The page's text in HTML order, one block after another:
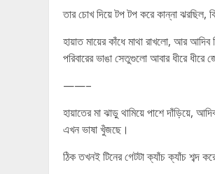
তার চোখ দিয়ে টপ টপ করে কান্না ঝরছিল,
হায়াত মায়ের কাঁধে মাথা রাখলো, আর
পরিবারের ভাঙা সেতুগুলো আবার ধীরে ধীরে
——–
হায়াতের মা ঝাড়ু থামিয়ে পাশে দাঁড়িয়ে,
এখন ভাষা খুঁজছে।
ঠিক তখনই টিনের গেটটা ক্যাঁচ ক্যাঁচ শব্দ